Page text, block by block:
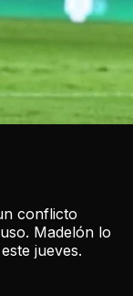
conflicto
Madelón lo
jueves.